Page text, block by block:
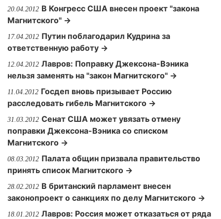
20.04.2012 В Конгресс США внесен проект "закона
Магнитского" →
17.04.2012 Путин поблагодарил Кудрина за
ответственную работу →
12.04.2012 Лавров: Поправку Джексона-Вэника
нельзя заменять на "закон Магнитского" →
11.04.2012 Госдеп вновь призывает Россию
расследовать гибель Магнитского →
31.03.2012 Сенат США может увязать отмену
поправки Джексона-Вэника со списком
Магнитского →
08.03.2012 Палата общин призвала правительство
принять список Магнитского →
28.02.2012 В британский парламент внесен
законопроект о санкциях по делу Магнитского →
18.01.2012 Лавров: Россия может отказаться от ряда